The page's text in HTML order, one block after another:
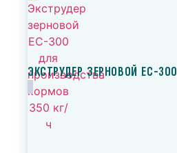
ЭКСТРУДЕР ЗЕРНОВОЙ ЕС-300